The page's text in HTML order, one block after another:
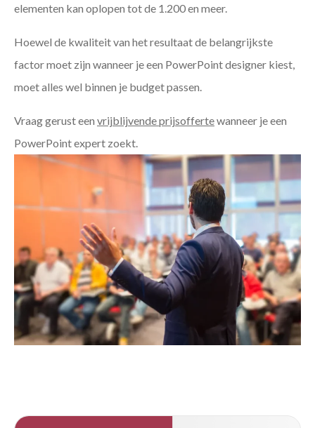
elementen kan oplopen tot de 1.200 en meer.
Hoewel de kwaliteit van het resultaat de belangrijkste
factor moet zijn wanneer je een PowerPoint designer kiest,
moet alles wel binnen je budget passen.
Vraag gerust een vrijblijvende prijsoffertewanneer je een
PowerPoint expert zoekt.